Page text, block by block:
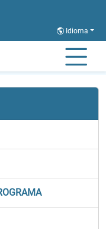
Idioma
Grupos de Pesquisa